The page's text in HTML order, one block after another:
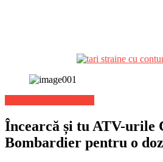
Încearcă și tu ATV-urile
Bombardier pentru o